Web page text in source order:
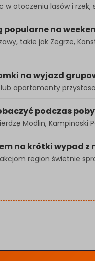
otoczeniu lasów i
popularne na
takie jak Zegrze,
na wyjazd
apartamenty
podczas
Modlin, Kampinoski
na krótki wypad z
region świetnie